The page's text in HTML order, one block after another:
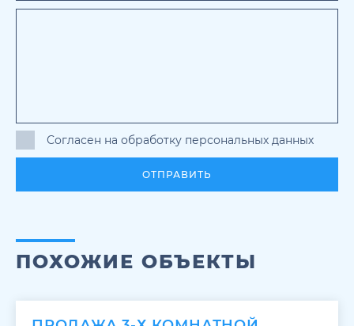
Согласен на обработку персональных данных
ОТПРАВИТЬ
ПОХОЖИЕ ОБЪЕКТЫ